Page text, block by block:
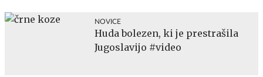
NOVICE
Huda bolezen, ki je prestrašila
Jugoslavijo #video